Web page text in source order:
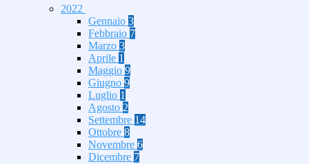
2022
Gennaio 3
Febbraio 7
Marzo 3
Aprile 1
Maggio 9
Giugno 9
Luglio 1
Agosto 2
Settembre 14
Ottobre 8
Novembre 6
Dicembre 7